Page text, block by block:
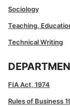
Sociology
Teaching,
Technical Writing
FIA Act, 1974
Rules of Business